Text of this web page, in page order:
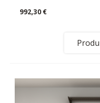
992,30 €